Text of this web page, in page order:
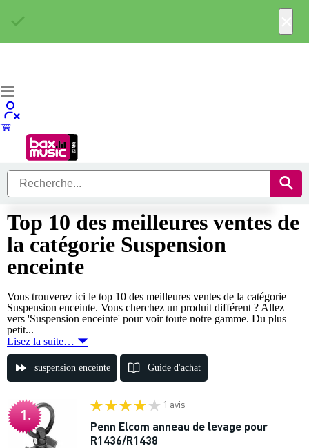
Top 10 des meilleures ventes de
la catégorie Suspension
enceinte
Vous trouverez ici le top 10 des meilleures ventes de la catégorie
Suspension enceinte. Vous cherchez un produit différent ? Allez
vers 'Suspension enceinte' pour voir toute notre gamme. Du plus
petit...
Lisez la suite…
suspension enceinte Guide d'achat
1.
1 avis
Penn Elcom anneau de levage pour
R1436/R1438